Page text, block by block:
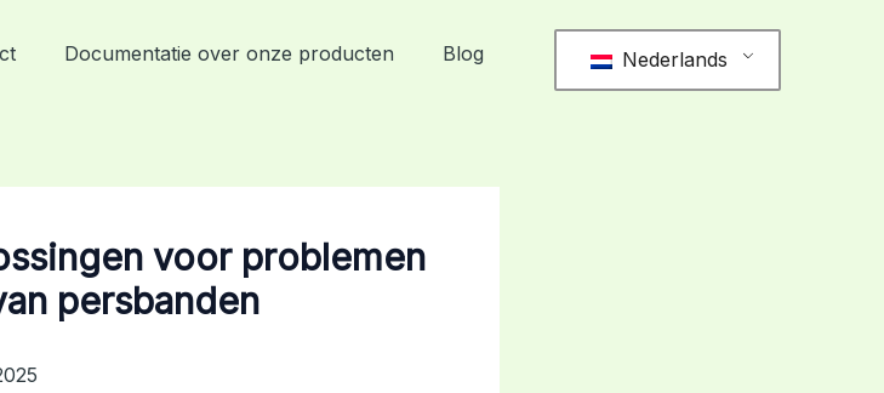
Documentatie over onze producten Blog Nederlands
voor problemen
persbanden